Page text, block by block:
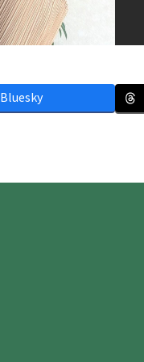
Bluesky